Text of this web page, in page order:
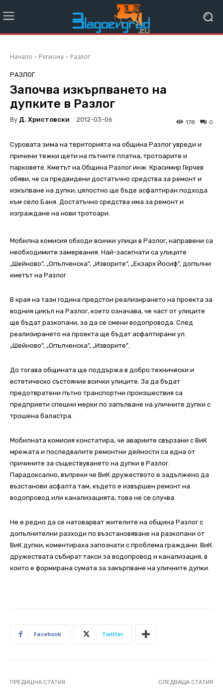
Начало Региона Разлог
РАЗЛОГ
Започва изкърпването на
дупките в Разлог
By Д. Христовски 2012-03-06 0
178
Суровата зима на територията на община Разлог увреди и
причини тежки щети на пътните платна, тротоарите и
парковете. Кметът на Община Разлог инж. Красимир Герчев
обяви, че са предвидени достатъчно средства за ремонт и
изкъпване на дупки, цялостно ще бъде асфалтиран подхода
към село Баня. Достатъчно средства има за ремонт и
изграждане на нови тротоари.
Мобилна комисия обходи всички улици в Разлог, направени са
необходимите замервания. Най-засегнати са улиците
„Шейново”, „Опълченска”, „Изворите”, „Екзарх Йосиф”, допълни
кметът на Разлог.
В края на тази година предстои реализирането на проекта за
водния цикъл на Разлог, което означава, че част от улиците
ще бъдат разкопани, за да се смени водопровода. След
реализирането на проекта ще бъдат асфалтирани ул.
„Шейново”, „Опълченска”, „Изворите”.
До тогава общината ще поддържа в добро технически и
естетическо състояние всички улиците. За да бъдат
предотвратени пътно транспортни произшествия са
предприети спешни мерки по запълване на уличните дупки с
трошена баластра.
Мобилната комисия констатира, че авариите свързани с ВиК
мрежата и последвалите ремонтни дейности са една от
причините за съществуването на дупки в Разлог.
Парадоксално, въпреки че ВиК дружеството е задължено да
възстанови асфалта там, където е извършен ремонт на
водопровод или канализацията, това не се случва.
Не е редно да се натоварват жителите на община Разлог с
допълнителни разходи по възстановяване на разкопани от
ВиК дупки, коментираха запознати с проблема граждани. ВиК
дружествата събират такси за водопровод и канализация, в
които е формирана сумата за закърпване на уличните дупки.
Facebook Twitter
ПРЕДИШНА СТАТИЯ СЛЕДВАЩА СТАТИЯ